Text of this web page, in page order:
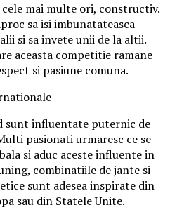
mai multe ori, constructiv.
sa isi imbunatateasca
si sa invete unii de la altii.
aceasta competitie ramane
si pasiune comuna.
sunt influentate puternic de
pasionati urmaresc ce se
si aduc aceste influente in
combinatiile de jante si
sunt adesea inspirate din
sau din Statele Unite.